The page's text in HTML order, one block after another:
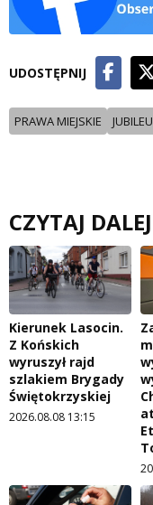
UDOSTĘPNIJ
PRAWA MIEJSKIE
CZYTAJ DALEJ
Kierunek Lasocin.
Z Końskich
wyruszył rajd
szlakiem Brygady
Świętokrzyskiej
2026.08.08 13:15